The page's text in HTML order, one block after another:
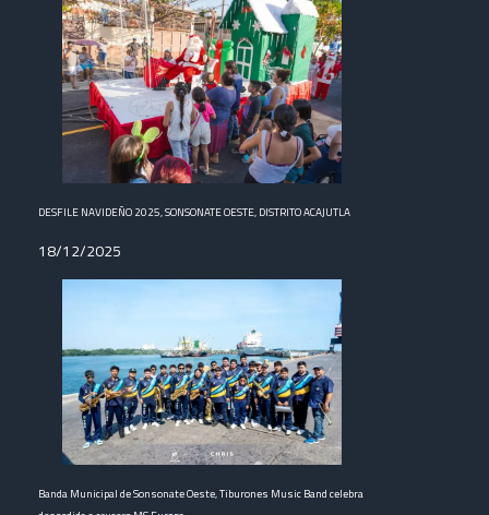
DESFILE NAVIDEÑO 2025, SONSONATE OESTE, DISTRITO ACAJUTLA
18/12/2025
Banda Municipal de Sonsonate Oeste, Tiburones Music Band celebra